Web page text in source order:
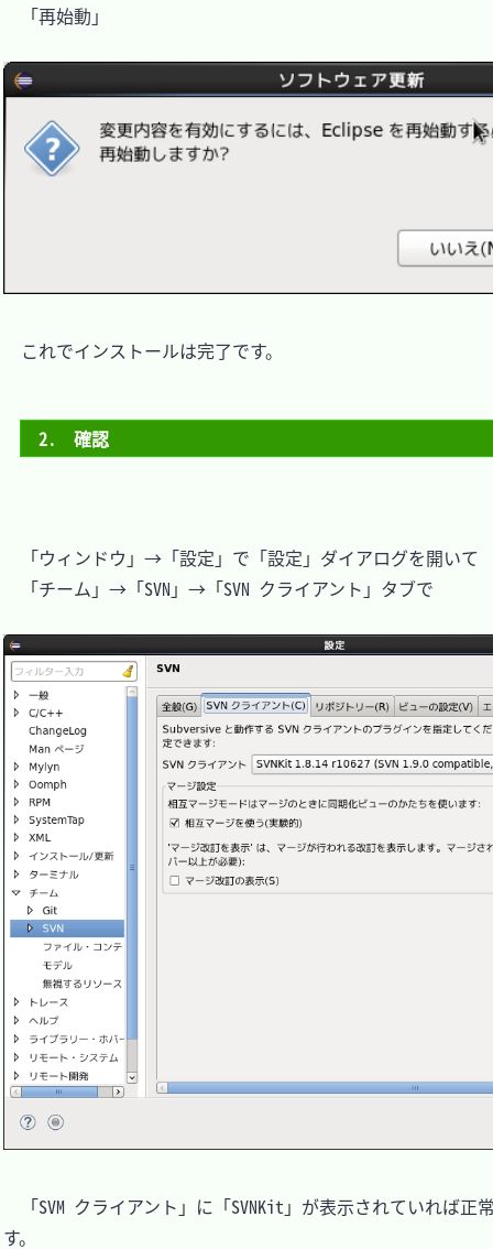
「再始動」
これでインストールは完了です。
2.　確認
「ウィンドウ」→「設定」で「設定」ダイアログを開いて
「チーム」→「SVN」→「SVN クライアント」タブで
「SVM クライアント」に「SVNKit」が表示されていれば正
す。